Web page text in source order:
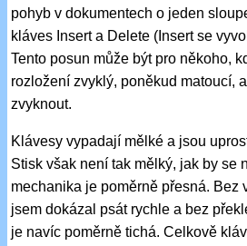
pohyb v dokumentech o jeden
kláves Insert a Delete (Insert se
Tento posun může být pro někoho,
rozložení zvyklý, poněkud matoucí,
zvyknout.
Klávesy vypadají mělké a jsou
Stisk však není tak mělký, jak by se
mechanika je poměrně přesná. Bez
jsem dokázal psát rychle a bez
je navíc poměrně tichá. Celkově